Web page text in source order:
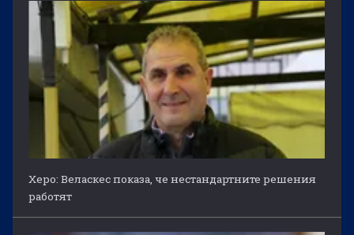
Херо: Веласкес показа, че нестандартните решения
работят